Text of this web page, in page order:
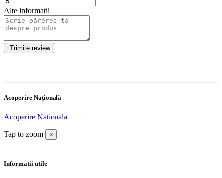
Alte informatii
Acoperire Națională
Acoperire Nationala
Tap to zoom ×
Informatii utile